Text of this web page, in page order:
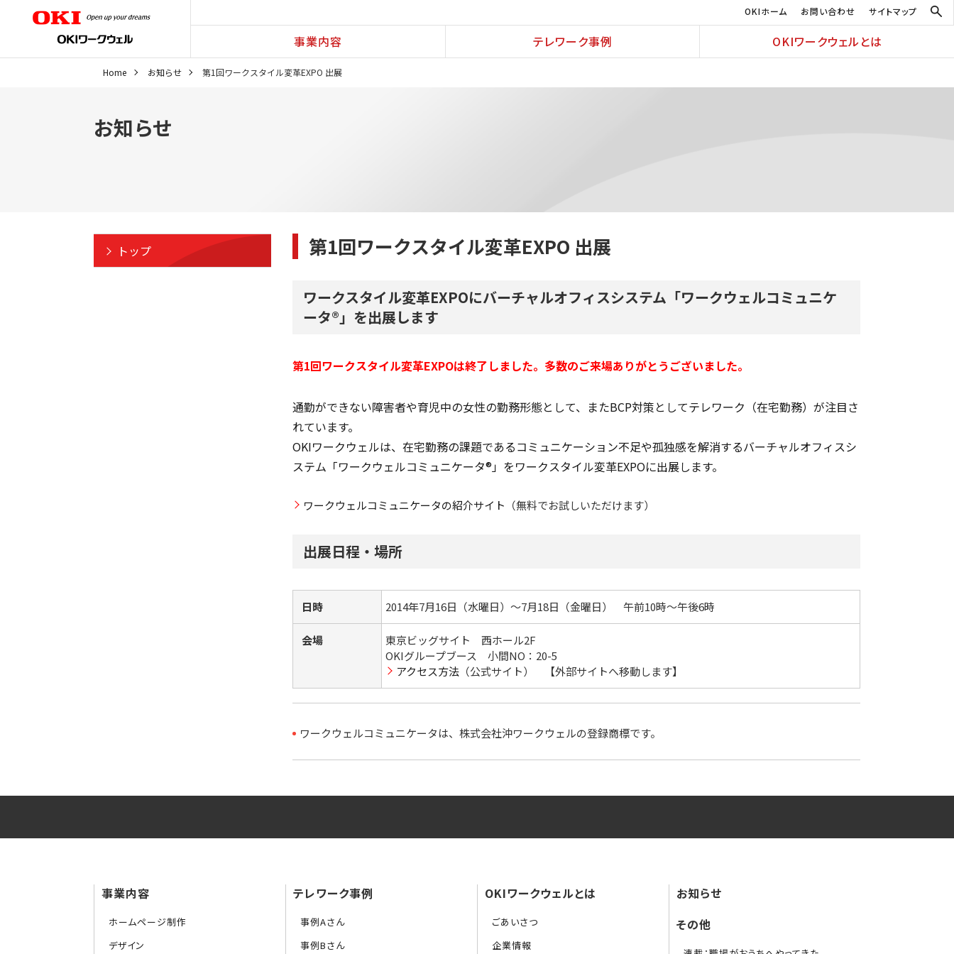
OKIホーム お問い合わせ サイトマップ
事業内容 テレワーク事例 OKIワークウェルとは
Home お知らせ 第1回ワークスタイル変革EXPO 出展
お知らせ
第1回ワークスタイル変革EXPO 出展
ワークスタイル変革EXPOにバーチャルオフィスシステム「ワークウェルコミュニケ
ータ®」を出展します
第1回ワークスタイル変革EXPOは終了しました。多数のご来場ありがとうございました。
通勤ができない障害者や育児中の女性の勤務形態として、またBCP対策としてテレワーク（在宅勤務）が注目さ
れています。
OKIワークウェルは、在宅勤務の課題であるコミュニケーション不足や孤独感を解消するバーチャルオフィスシ
ステム「ワークウェルコミュニケータ®」をワークスタイル変革EXPOに出展します。
ワークウェルコミュニケータの紹介サイト （無料でお試しいただけます）
出展日程・場所
日時 2014年7月16日（水曜日）～7月18日（金曜日） 午前10時～午後6時
会場
東京ビッグサイト 西ホール2F
OKIグループブース 小間NO：20-5
アクセス方法 （公式サイト） 【外部サイトへ移動します】
ワークウェルコミュニケータは、株式会社沖ワークウェルの登録商標です。
トップ
事業内容
ホームページ制作
デザイン
テレワーク事例
事例Aさん
事例Bさん
OKIワークウェルとは
ごあいさつ
企業情報
お知らせ
その他